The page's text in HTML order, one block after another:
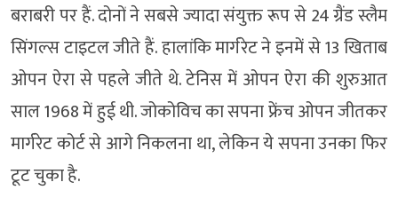
बराबरी पर हैं. दोनों ने सबसे ज्यादा संयुक्त रूप से 24 ग्रैंड स्लैम
सिंगल्स टाइटल जीते हैं. हालांकि मार्गरेट ने इनमें से 13 खिताब
ओपन ऐरा से पहले जीते थे. टेनिस में ओपन ऐरा की शुरुआत
साल 1968 में हुई थी. जोकोविच का सपना फ्रेंच ओपन जीतकर
मार्गरेट कोर्ट से आगे निकलना था, लेकिन ये सपना उनका फिर
टूट चुका है.